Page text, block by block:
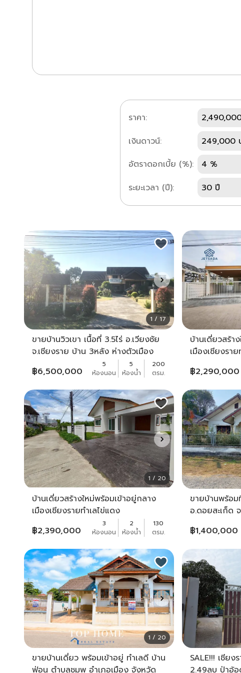
ราคา:
เงินดาวน์:
249,000
อัตราดอกเบี้ย (%):
4 %
ระยะเวลา (ปี):
30 ปี
1 / 17
ขายบ้านวิวเขา เนื้อที่ 3.5ไร่ อ.เวียงชัย
จ.เชียงราย บ้าน 3หลัง ห่างตัวเมือง
฿6,500,000
5
ห้องนอน
5
ห้องน้ำ
200
ตรม.
บ้านเดี่ยวสร้า
เมืองเชียงรา
฿2,290,000
1 / 20
บ้านเดี่ยวสร้างใหม่พร้อมเข้าอยู่กลาง
เมืองเชียงรายทำเลไข่แดง
฿2,390,000
3
ห้องนอน
2
ห้องน้ำ
130
ตรม.
ขายบ้านพร้อ
อ.ดอยสะเก็ด
฿1,400,000
1 / 20
ขายบ้านเดี่ยว พร้อมเข้าอยู่ ทำเลดี บ้าน
ฟ่อน ตำบลชมพู อำเภอเมือง จังหวัด
SALE!!! เชียง
2.49ลบ ป่าอ้